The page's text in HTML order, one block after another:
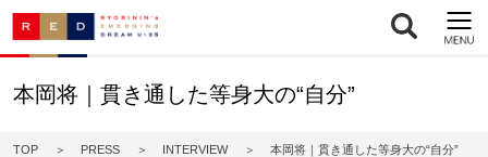
本岡将｜貫き通した等身大の“自分”
TOP PRESS INTERVIEW 本岡将｜貫き通した等身大の“自分”